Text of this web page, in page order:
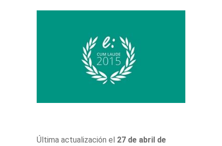
Última actualización el 27 de abril de